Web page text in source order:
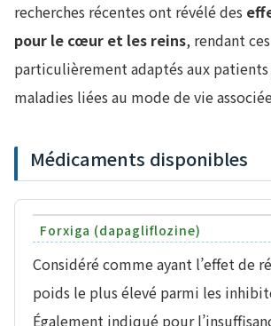
recherches récentes ont révélé des
pour le cœur et les reins, rendant
particulièrement adaptés aux
maladies liées au mode de vie
Médicaments disponibles
Forxiga (dapagliflozine)
Considéré comme ayant l’effet de
poids le plus élevé parmi les
Également indiqué pour